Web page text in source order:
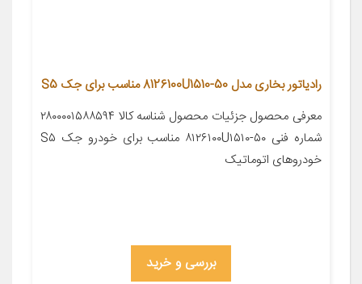
رادیاتور بخاری مدل 8126100U1510-50 مناسب برای جک S5
معرفی محصول جزئیات محصول شناسه کالا ۲۸۰۰۰۰۱۵۸۸۵۹۴
شماره فنی ۸۱۲۶۱۰۰U۱۵۱۰-۵۰ مناسب برای خودرو جک S۵
خودروهای اتوماتیک
بررسی و خرید